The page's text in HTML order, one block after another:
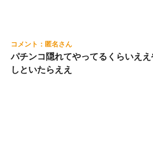
匿名
パチンコ隠れてやってるくらいええ
しといたらええ